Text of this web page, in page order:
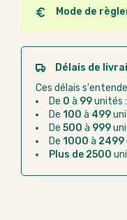
peuvent plus
après utilisation.
n'entre pas dans
Mode de
Quel que soit le
passer commande
Paiement CB :
Virement
après la
Chorus Pro :
administratif
Délais de
Ces délais
De 0 à 99unités :
De 100 à 499
De 500 à 999
De 1000 à 2499
Plus de 2500